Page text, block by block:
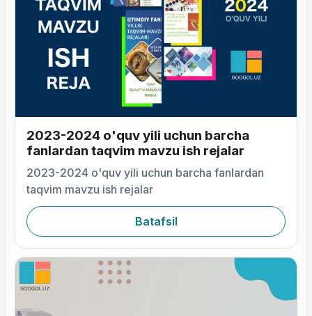
2023-2024 o'quv yili uchun barcha
fanlardan taqvim mavzu ish rejalar
2023-2024 o'quv yili uchun barcha fanlardan
taqvim mavzu ish rejalar
Batafsil